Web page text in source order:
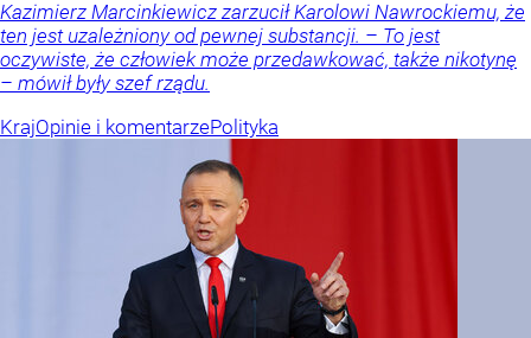
Kazimierz Marcinkiewicz zarzucił Karolowi Nawrockiemu, że
ten jest uzależniony od pewnej substancji. – To jest
oczywiste, że człowiek może przedawkować, także nikotynę
– mówił były szef rządu.
KrajOpinie i komentarzePolityka